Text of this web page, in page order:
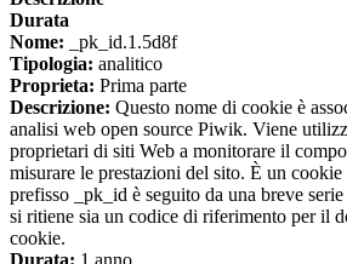
Durata
Nome: _pk_id.1.5d8f
Tipologia: analitico
Proprieta: Prima parte
Descrizione: Questo nome di cookie è
analisi web open source Piwik. Viene
proprietari di siti Web a monitorare il
misurare le prestazioni del sito. È un
prefisso _pk_id è seguito da una breve
si ritiene sia un codice di riferimento per il
cookie.